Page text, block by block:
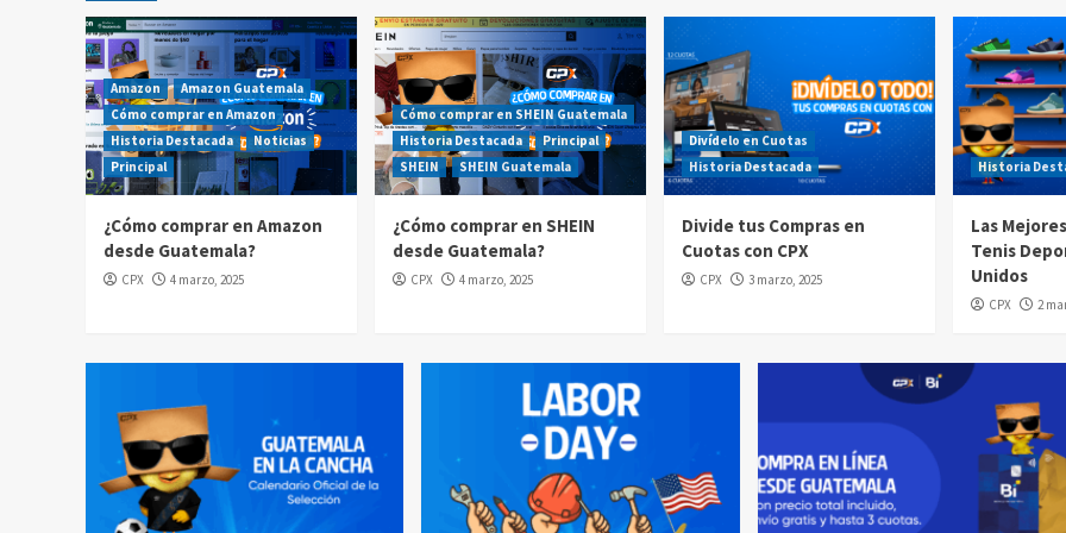
Amazon
Amazon Guatemala
Cómo comprar en Amazon
Historia Destacada
Noticias
Principal
¿Cómo comprar en Amazon
desde Guatemala?
CPX 4 marzo, 2025
Cómo comprar en SHEIN Guatemala
Historia Destacada
Principal
SHEIN
SHEIN Guatemala
¿Cómo comprar en SHEIN
desde Guatemala?
CPX 4 marzo, 2025
Divídelo en Cuotas
Historia Destacada
Divide tus Compras en
Cuotas con CPX
CPX 3 marzo, 2025
Historia
Las
Tenis
Unidos
CPX 2